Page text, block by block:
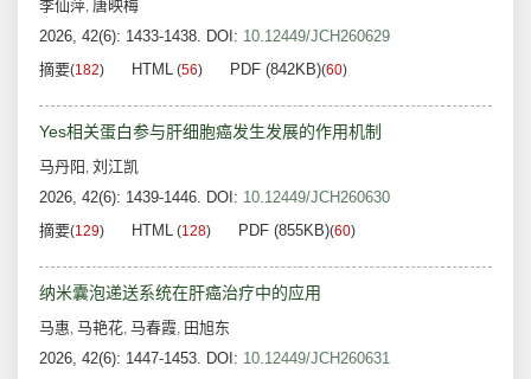
李仙萍, 唐映梅
2026, 42(6): 1433-1438. DOI: 10.12449/JCH260629
摘要(182) HTML (56) PDF (842KB)(60)
Yes相关蛋白参与肝细胞癌发生发展的作用机制
马丹阳 , 刘江凯
2026, 42(6): 1439-1446. DOI: 10.12449/JCH260630
摘要(129) HTML (128) PDF (855KB)(60)
纳米囊泡递送系统在肝癌治疗中的应用
马惠, 马艳花, 马春霞, 田旭东
2026, 42(6): 1447-1453. DOI: 10.12449/JCH260631